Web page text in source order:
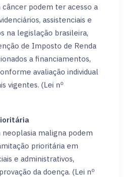
podem ter acesso a
assistenciais e
na legislação brasileira,
de Imposto de Renda
a financiamentos,
avaliação individual
vigentes. (Lei nº
maligna podem
prioritária em
e administrativos,
da doença. (Lei nº